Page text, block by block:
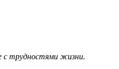
с трудностями жизни.